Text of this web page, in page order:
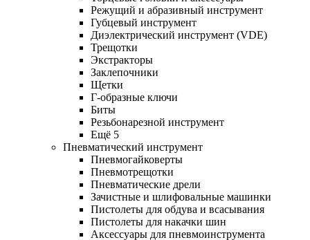
Режущий и абразивный инструмент
Губцевый инструмент
Диэлектрический инструмент (VDE)
Трещотки
Экстракторы
Заклепочники
Щетки
Г-образные ключи
Биты
Резьбонарезной инструмент
Ещё 5
Пневматический инструмент
Пневмогайковерты
Пневмотрещотки
Пневматические дрели
Зачистные и шлифовальные машинки
Пистолеты для обдува и всасывания
Пистолеты для накачки шин
Аксессуары для пневмоинструмента